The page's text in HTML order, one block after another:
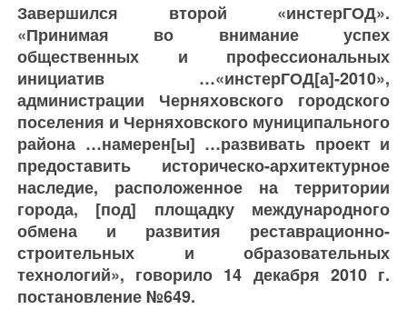
Завершился второй «инстерГОД».
«Принимая во внимание успех
общественных и профессиональных
инициатив …«инстерГОД[а]-2010»,
администрации Черняховского городского
поселения и Черняховского муниципального
района …намерен[ы] …развивать проект и
предоставить историческо-архитектурное
наследие, расположенное на территории
города, [под] площадку международного
обмена и развития реставрационно-
строительных и образовательных
технологий», говорило 14 декабря 2010 г.
постановление №649.